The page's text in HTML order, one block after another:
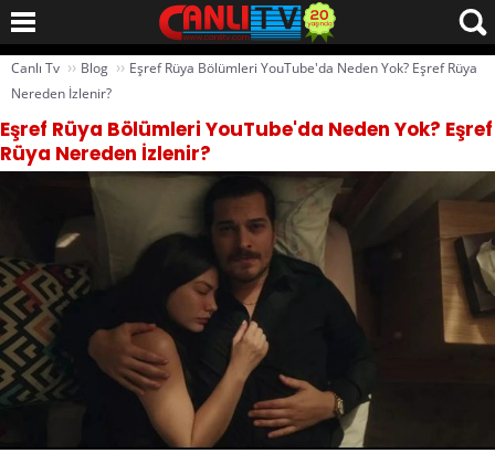
Canlı Tv ›› Blog ›› Eşref Rüya Bölümleri YouTube'da Neden Yok? Eşref Rüya
Nereden İzlenir?
Eşref Rüya Bölümleri YouTube'da Neden Yok? Eşref
Rüya Nereden İzlenir?